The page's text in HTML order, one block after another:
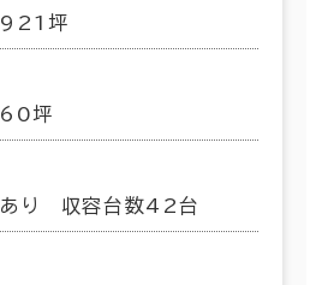
921坪
60坪
あり 収容台数42台